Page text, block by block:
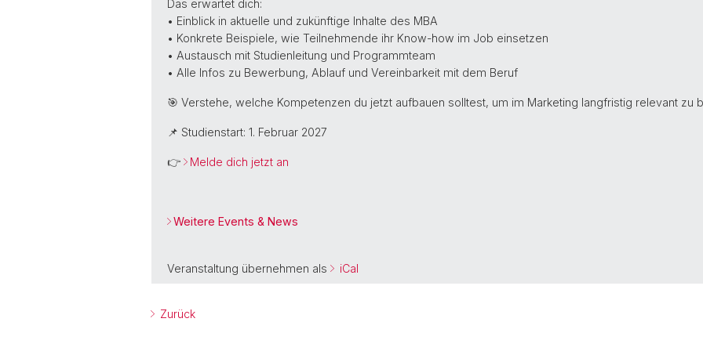
Das erwartet dich:
• Einblick in aktuelle und zukünftige Inhalte des MBA
• Konkrete Beispiele, wie Teilnehmende ihr Know-how im Job einsetzen
• Austausch mit Studienleitung und Programmteam
• Alle Infos zu Bewerbung, Ablauf und Vereinbarkeit mit dem Beruf
🎯 Verstehe, welche Kompetenzen du jetzt aufbauen solltest, um im Marketing langfristig relevant zu
📌 Studienstart: 1. Februar 2027
👉 Melde dich jetzt an
Weitere Events & News
Veranstaltung übernehmen als iCal
Zurück